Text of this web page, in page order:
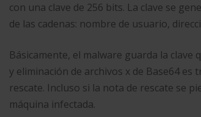
con una clave de 256 bits. La clave se
de las cadenas: nombre de usuario,
Básicamente, el malware guarda la clave
y eliminación de archivos x de Base64 es
rescate. Incluso si la nota de rescate se
máquina infectada.